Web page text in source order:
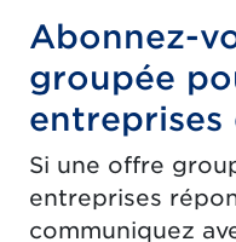
Abonnez-
groupée
entreprises
Si une offre
entreprises
communiquez